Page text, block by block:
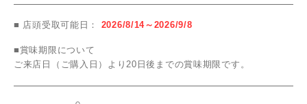
■ 店頭受取可能日： 2026/8/14～2026/9/8
■賞味期限について
ご来店日（ご購入日）より20日後までの賞味期限です。